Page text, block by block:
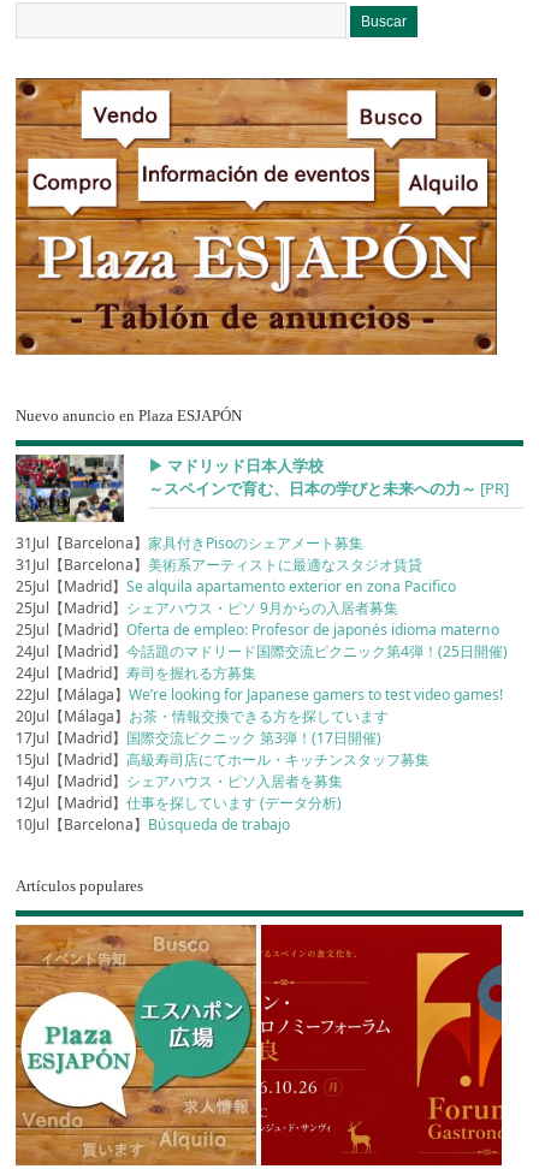
Nuevo anuncio en Plaza ESJAPÓN
▶︎ マドリッド日本人学校
～スペインで育む、日本の学びと未来への力～ [PR]
31Jul【Barcelona】家具付きPisoのシェアメート募集
31Jul【Barcelona】美術系アーティストに最適なスタジオ賃貸
25Jul【Madrid】Se alquila apartamento exterior en zona Pacifico
25Jul【Madrid】 シェアハウス・ピソ 9月からの入居者募集
25Jul【Madrid】Oferta de empleo: Profesor de japonés idioma materno
24Jul【Madrid】今話題のマドリード国際交流ピクニック第4弾！(25日開催)
24Jul【Madrid】寿司を握れる方募集
22Jul【Málaga】We’re looking for Japanese gamers to test video games!
20Jul【Málaga】 お茶・情報交換できる方を探しています
17Jul【Madrid】 国際交流ピクニック 第3弾！(17日開催)
15Jul【Madrid】高級寿司店にてホール・キッチンスタッフ募集
14Jul【Madrid】 シェアハウス・ピソ入居者を募集
12Jul【Madrid】仕事を探しています (データ分析)
10Jul【Barcelona】 Búsqueda de trabajo
Artículos populares